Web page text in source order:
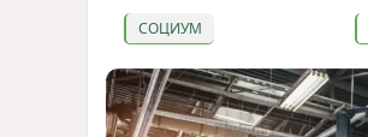
СОЦИУМ